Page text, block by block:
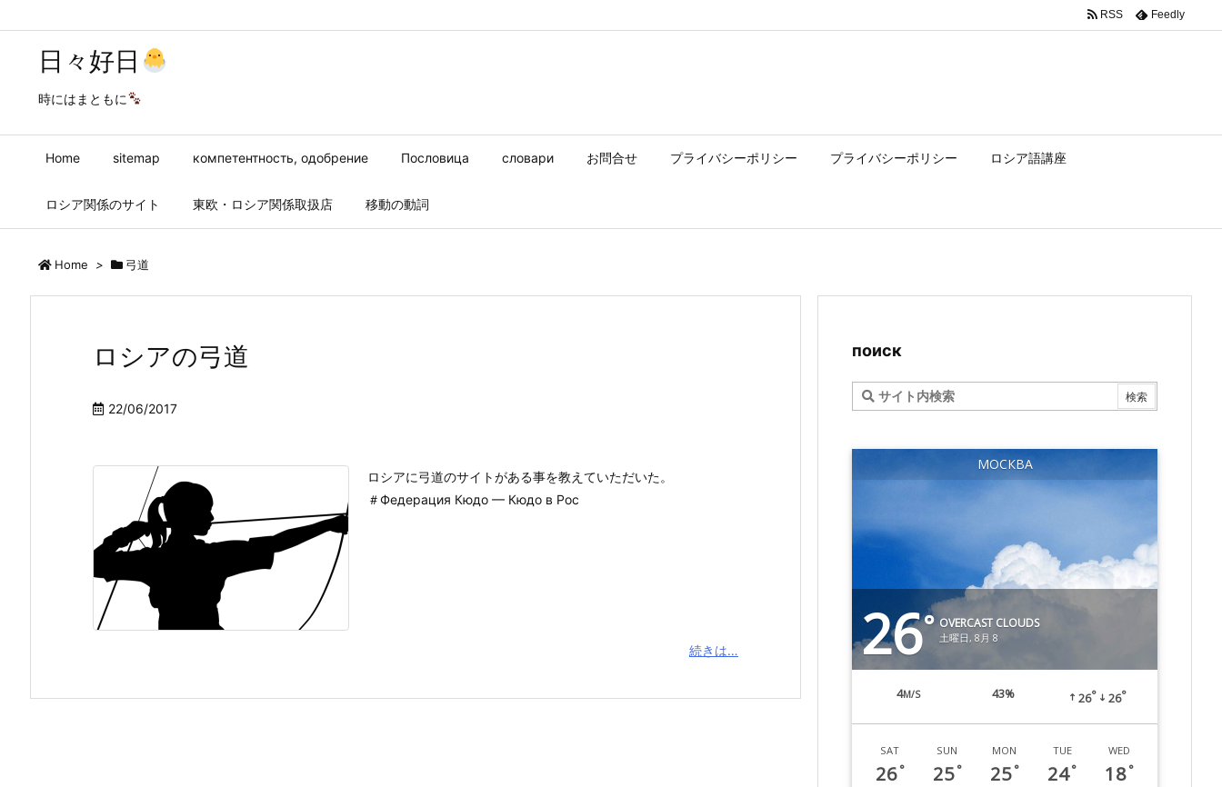
日々好日
時にはまともに
Home sitemap компетентность, одобрение Пословица словари お問合せ プライバシーポリシー プライバシーポリシー ロシア語講座
ロシア関係のサイト 東欧・ロシア関係取扱店 移動の動詞
RSS Feedly
Home > 弓道
ロシアの弓道
22/06/2017
ロシアに弓道のサイトがある事を教えていただいた。
＃Федерация Кюдо — Кюдо в Рос
続きは…
поиск
МОСКВА
26° OVERCAST CLOUDS
土曜日, 8月 8
4M/S 43% 26° 26°
SAT
26 °
SUN
25°
MON
25°
TUE
24°
WED
18°